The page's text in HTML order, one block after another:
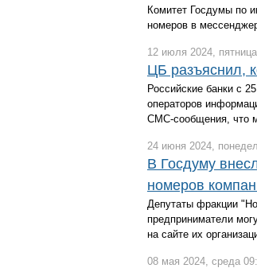
Комитет Госдумы по
номеров в
12 июля 2024,
ЦБ разъяснил,
Российские банки с
операторов
СМС-сообщения, что
24 июня 2024,
В Госдуму
номеров
Депутаты фракции
предприниматели
на сайте их
08 мая 2024, среда